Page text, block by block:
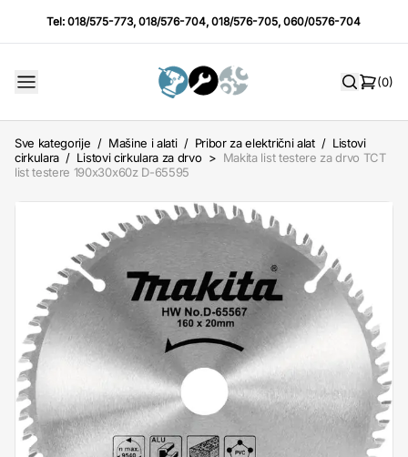
Tel:018/575-773,018/576-704,018/576-705,060/0576-704
(0)
Sve kategorije / Mašine i alati / Pribor za električni alat / Listovi
cirkulara / Listovi cirkulara za drvo > Makita list testere za drvo TCT
list testere 190x30x60z D-65595